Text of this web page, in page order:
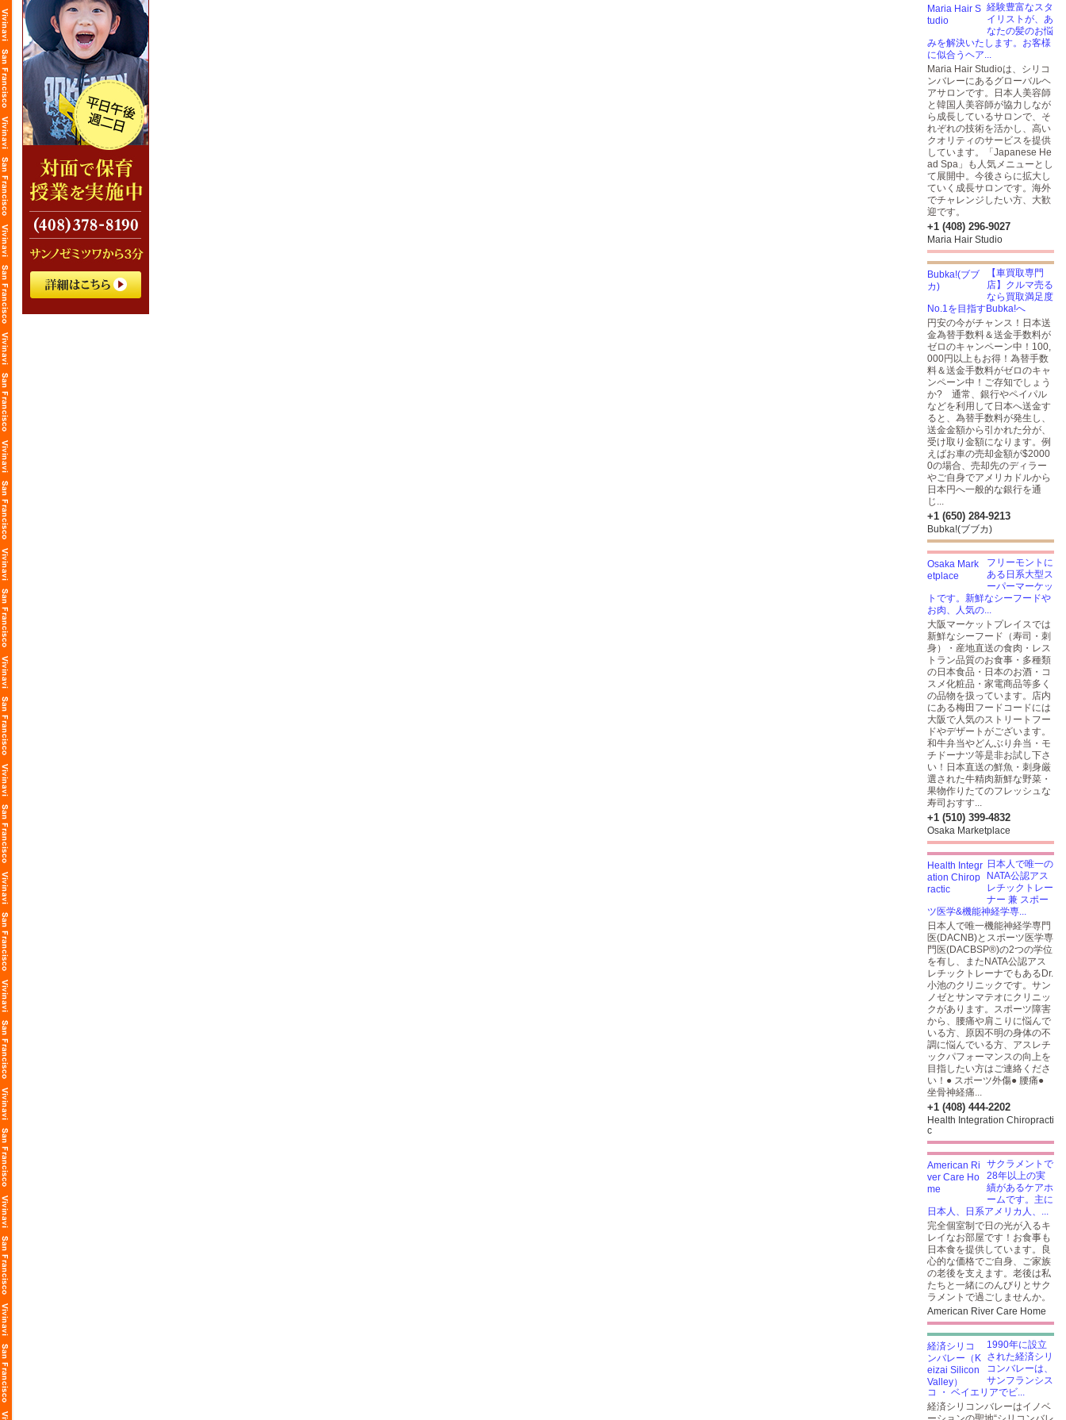
経験豊富なスタ
イリストが、あ
なたの髪のお悩
みを解決いたします。お客様
に似合うヘア...
Maria Hair Studioは、シリコ
ンバレーにあるグローバルヘ
アサロンです。日本人美容師
と韓国人美容師が協力しなが
ら成長しているサロンで、そ
れぞれの技術を活かし、高い
クオリティのサービスを提供
しています。「Japanese He
ad Spa」も人気メニューとし
て展開中。今後さらに拡大し
ていく成長サロンです。海外
でチャレンジしたい方、大歓
迎です。
+1 (408) 296-9027
Maria Hair Studio
【車買取専門
店】クルマ売る
なら買取満足度
No.1を目指すBubka!へ
円安の今がチャンス！日本送
金為替手数料＆送金手数料が
ゼロのキャンペーン中！100,
000円以上もお得！為替手数
料＆送金手数料がゼロのキャ
ンペーン中！ご存知でしょう
か? 通常、銀行やペイパル
などを利用して日本へ送金す
ると、為替手数料が発生し、
送金金額から引かれた分が、
受け取り金額になります。例
えばお車の売却金額が$2000
0の場合、売却先のディラー
やご自身でアメリカドルから
日本円へ一般的な銀行を通
じ...
+1 (650) 284-9213
Bubka!(ブブカ)
フリーモントに
ある日系大型ス
ーパーマーケッ
トです。新鮮なシーフードや
お肉、人気の...
大阪マーケットプレイスでは
新鮮なシーフード（寿司・刺
身）・産地直送の食肉・レス
トラン品質のお食事・多種類
の日本食品・日本のお酒・コ
スメ化粧品・家電商品等多く
の品物を扱っています。店内
にある梅田フードコードには
大阪で人気のストリートフー
ドやデザートがございます。
和牛弁当やどんぶり弁当・モ
チドーナツ等是非お試し下さ
い！日本直送の鮮魚・刺身厳
選された牛精肉新鮮な野菜・
果物作りたてのフレッシュな
寿司おすす...
+1 (510) 399-4832
Osaka Marketplace
日本人で唯一の
NATA公認アス
レチックトレー
ナー 兼 スポー
ツ医学&機能神経学専...
日本人で唯一機能神経学専門
医(DACNB)とスポーツ医学専
門医(DACBSP®)の2つの学位
を有し、またNATA公認アス
レチックトレーナでもあるDr.
小池のクリニックです。サン
ノゼとサンマテオにクリニッ
クがあります。スポーツ障害
から、腰痛や肩こりに悩んで
いる方、原因不明の身体の不
調に悩んでいる方、アスレチ
ックパフォーマンスの向上を
目指したい方はご連絡くださ
い！● スポーツ外傷● 腰痛●
坐骨神経痛...
+1 (408) 444-2202
Health Integration Chiropracti
c
サクラメントで
28年以上の実
績があるケアホ
ームです。主に
日本人、日系アメリカ人、...
完全個室制で日の光が入るキ
レイなお部屋です！お食事も
日本食を提供しています。良
心的な価格でご自身、ご家族
の老後を支えます。老後は私
たちと一緒にのんびりとサク
ラメントで過ごしませんか。
American River Care Home
1990年に設立
された経済シリ
コンバレーは、
サンフランシス
コ ・ ベイエリアでビ...
経済シリコンバレーはイノベ